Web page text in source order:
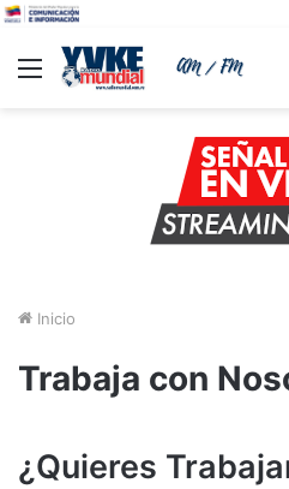
Menu
Inicio
Trabaja con
¿Quieres